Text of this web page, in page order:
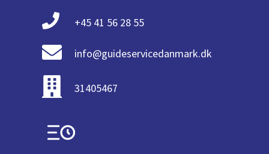
+45 41 56 28 55
info@guideservicedanmark.dk
31405467